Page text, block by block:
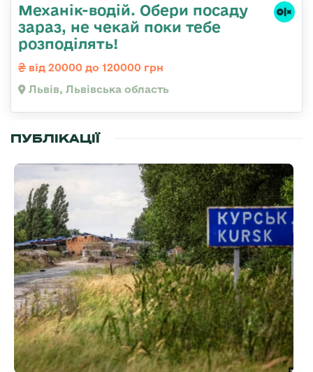
Механік-водій. Обери посаду
зараз, не чекай поки тебе
розподілять!
від 20000 до 120000 грн
Львів, Львівська область
ПУБЛІКАЦІЇ